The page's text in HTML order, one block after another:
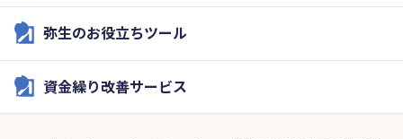
弥生のお役立ちツール
資金繰り改善サービス